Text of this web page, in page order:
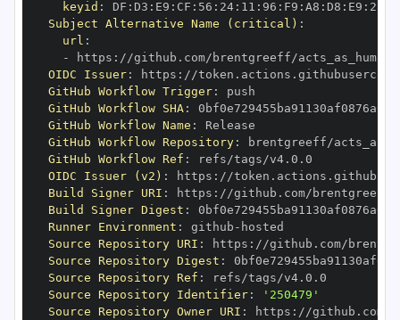
keyid : DF : D3 : E9 : CF : 56 : 24: 11 : 96 : F9 : A8 : D8 : E9 : 28
Subject Alternative Name (critical) :
url :
-
https :
OIDC Issuer: https :
GitHub Workflow Trigger:
GitHub Workflow SHA:
GitHub Workflow Name :
GitHub Workflow Repository:
GitHub Workflow Ref :
OIDC Issuer (v2) : https :
Build Signer URI : https :
Build Signer Digest :
Runner Environment : github -
Source Repository URI : https :
Source Repository Digest :
Source Repository Ref :
Source Repository Identifier:
'250479'
Source Repository Owner URI : https :